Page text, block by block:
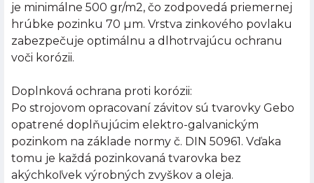
je minimálne 500 gr/m2, čo zodpovedá priemernej
hrúbke pozinku 70 µm. Vrstva zinkového povlaku
zabezpečuje optimálnu a dlhotrvajúcu ochranu
voči korózii.
Doplnková ochrana proti korózii:
Po strojovom opracovaní závitov sú tvarovky Gebo
opatrené doplňujúcim elektro-galvanickým
pozinkom na základe normy č. DIN 50961. Vďaka
tomu je každá pozinkovaná tvarovka bez
akýchkoľvek výrobných zvyškov a oleja.